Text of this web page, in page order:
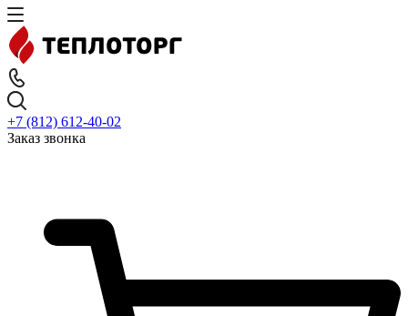
+7 (812) 612-40-02
Заказ звонка